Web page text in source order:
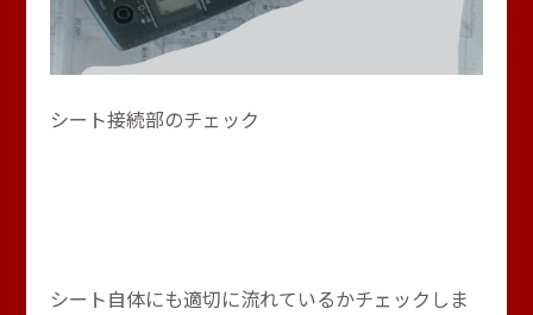
シート接続部のチェック
シート自体にも適切に流れているかチェックしま